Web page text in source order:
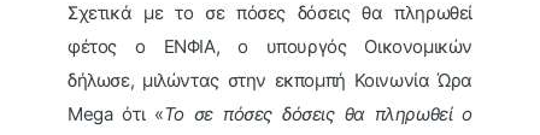
Σχετικά με το σε πόσες δόσεις θα πληρωθεί
φέτος ο ΕΝΦΙΑ, ο υπουργός Οικονομικών
δήλωσε, μιλώντας στην εκπομπή Κοινωνία Ώρα
Mega ότι «Το σε πόσες δόσεις θα πληρωθεί ο